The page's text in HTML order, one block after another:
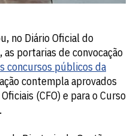
no Diário Oficial do
as portarias de convocação
concursos públicos da
contempla aprovados
(CFO) e para o Curso